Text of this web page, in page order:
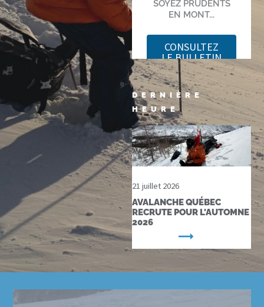
DERNIÈRE
HEURE
21 juillet 2026
AVALANCHE QUÉBEC
RECRUTE POUR L'AUTOMNE
2026